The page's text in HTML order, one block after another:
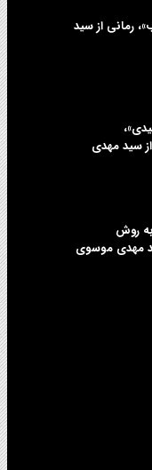
رمانی از سید
سید مهدی
روش
مهدی موسوی